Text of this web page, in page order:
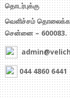
தொடர்புக்கு
வெளிச்சம்
சென்னை – 600083.
044 4860 6441